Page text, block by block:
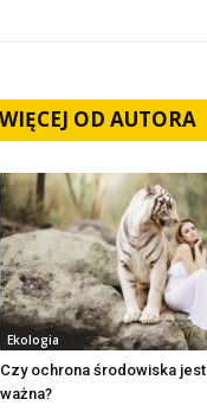
WIĘCEJ OD AUTORA
Ekologia
Czy ochrona środowiska jest
ważna?